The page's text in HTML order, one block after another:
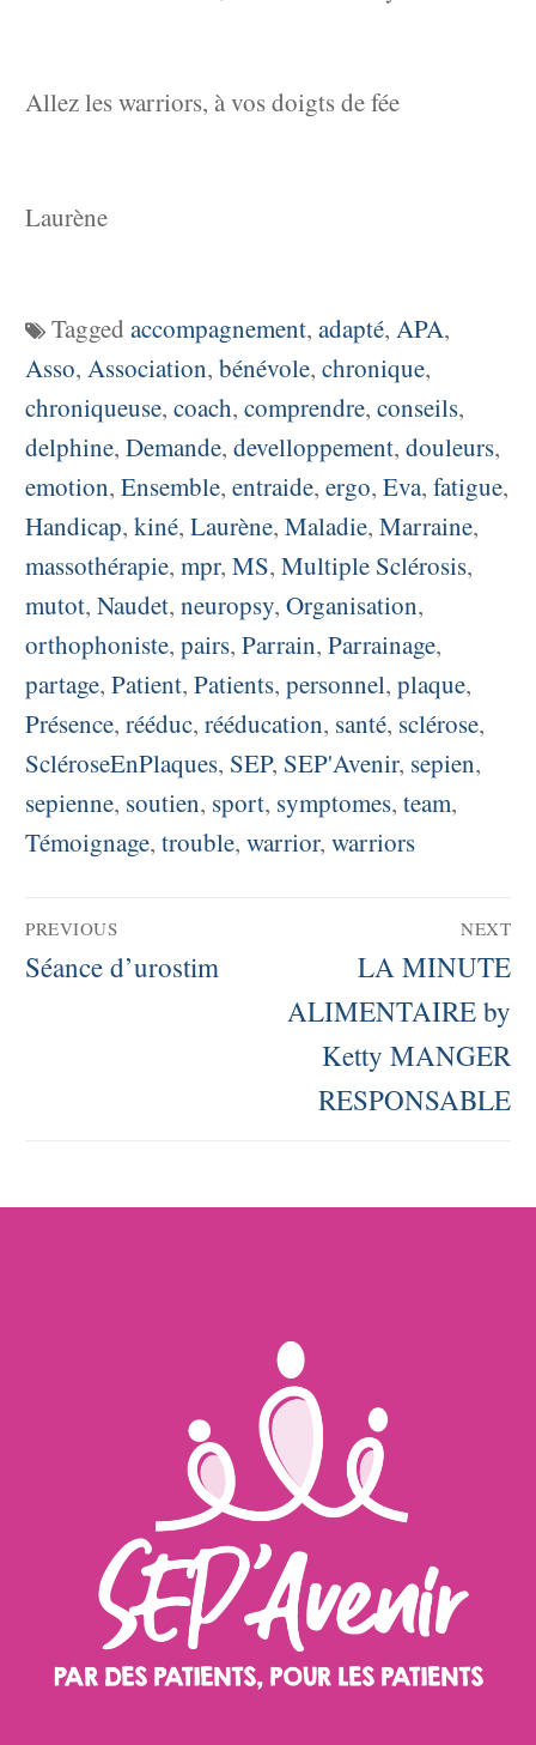
Allez les warriors, à vos doigts de fée
Laurène
Tagged accompagnement, adapté, APA,
Asso, Association, bénévole, chronique,
chroniqueuse, coach, comprendre, conseils,
delphine, Demande, develloppement, douleurs,
emotion, Ensemble, entraide, ergo, Eva, fatigue,
Handicap, kiné, Laurène, Maladie, Marraine,
massothérapie, mpr, MS, Multiple Sclérosis,
mutot, Naudet, neuropsy, Organisation,
orthophoniste, pairs, Parrain, Parrainage,
partage, Patient, Patients, personnel, plaque,
Présence, rééduc, rééducation, santé, sclérose,
ScléroseEnPlaques, SEP, SEP'Avenir, sepien,
sepienne, soutien, sport, symptomes, team,
Témoignage, trouble, warrior, warriors
Navigation
de
PREVIOUS
Previous
Séance d’urostim
NEXT
Next
post:
LA MINUTE
ALIMENTAIRE by
Ketty MANGER
RESPONSABLE